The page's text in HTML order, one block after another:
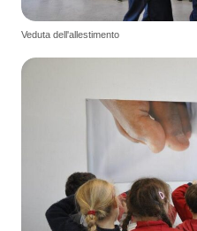
Veduta dell'allestimento